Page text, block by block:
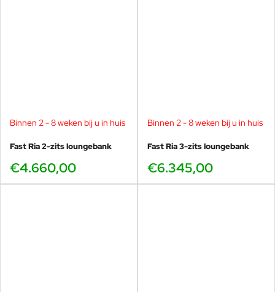
Binnen 2 - 8 weken bij u in huis
Fast Ria 2-zits loungebank
€4.660,00
Binnen 2 - 8 weken bij u in huis
Fast Ria 3-zits loungebank
€6.345,00